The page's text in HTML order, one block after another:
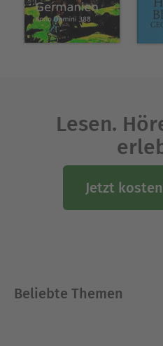
verschiedener
Lesen.
Jetzt
Beliebte Themen